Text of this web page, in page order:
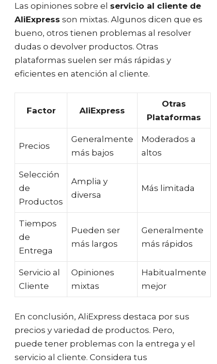
Las opiniones sobre el servicio al cliente de
AliExpress son mixtas. Algunos dicen que es
bueno, otros tienen problemas al resolver
dudas o devolver productos. Otras
plataformas suelen ser más rápidas y
eficientes en atención al cliente.
Factor AliExpress
Otras
Plataformas
Precios
Generalmente
más bajos
Moderados a
altos
Selección
de
Productos
Amplia y
diversa
Más limitada
Tiempos
de
Entrega
Pueden ser
más largos
Generalmente
más rápidos
Servicio al
Cliente
Opiniones
mixtas
Habitualmente
mejor
En conclusión, AliExpress destaca por sus
precios y variedad de productos. Pero,
puede tener problemas con la entrega y el
servicio al cliente. Considera tus